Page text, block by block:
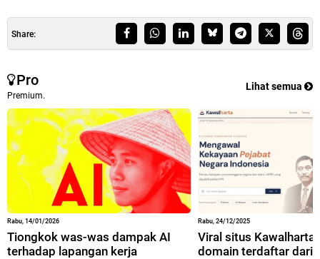
Share:
Pro
Premium.
Lihat semua
Rabu, 14/01/2026
Tiongkok was-was dampak AI
terhadap lapangan kerja
Rabu, 24/12/2025
Viral situs
domain terdaftar dari